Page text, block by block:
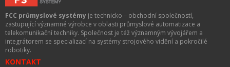
FCC průmyslové systémy je technicko – obchodní společností,
zastupující významné výrobce v oblasti průmyslové automatizace a
telekomunikační techniky. Společnost je též významným vývojářem a
integrátorem se specializací na systémy strojového vidění a pokročilé
robotiky.
KONTAKT